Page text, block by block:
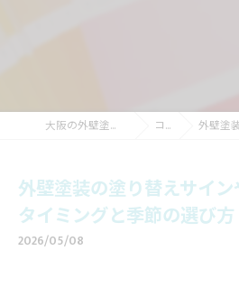
大阪の外壁塗装なら上村塗装店 コラム 外壁塗装の塗
外壁塗装の塗り替えサイ
タイミングと季節の選び方
2026/05/08